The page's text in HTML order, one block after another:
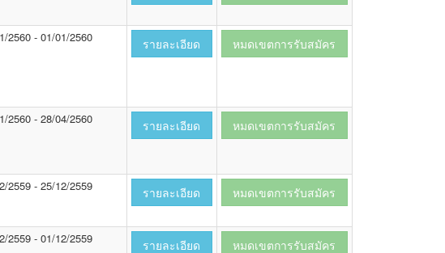
2560 - 01/01/2560 รายละเอียด หมดเขตการรับสมัคร
2560 - 28/04/2560 รายละเอียด หมดเขตการรับสมัคร
2559 - 25/12/2559 รายละเอียด หมดเขตการรับสมัคร
2559 - 01/12/2559 รายละเอียด หมดเขตการรับสมัคร